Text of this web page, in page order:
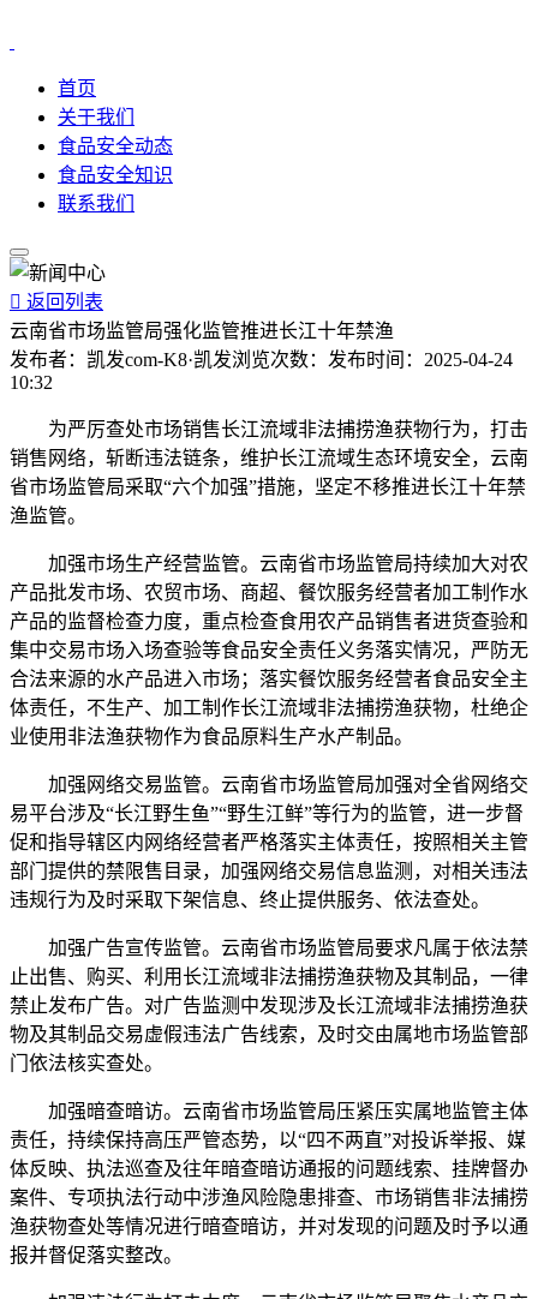
首页
关于我们
食品安全动态
食品安全知识
联系我们
 返回列表
云南省市场监管局强化监管推进长江十年禁渔
发布者： 凯发com-K8·凯发浏览次数： 发布时间： 2025-04-24
10:32
为严厉查处市场销售长江流域非法捕捞渔获物行为，打击
销售网络，斩断违法链条，维护长江流域生态环境安全，云南
省市场监管局采取“六个加强”措施，坚定不移推进长江十年禁
渔监管。
加强市场生产经营监管。云南省市场监管局持续加大对农
产品批发市场、农贸市场、商超、餐饮服务经营者加工制作水
产品的监督检查力度，重点检查食用农产品销售者进货查验和
集中交易市场入场查验等食品安全责任义务落实情况，严防无
合法来源的水产品进入市场；落实餐饮服务经营者食品安全主
体责任，不生产、加工制作长江流域非法捕捞渔获物，杜绝企
业使用非法渔获物作为食品原料生产水产制品。
加强网络交易监管。云南省市场监管局加强对全省网络交
易平台涉及“长江野生鱼”“野生江鲜”等行为的监管，进一步督
促和指导辖区内网络经营者严格落实主体责任，按照相关主管
部门提供的禁限售目录，加强网络交易信息监测，对相关违法
违规行为及时采取下架信息、终止提供服务、依法查处。
加强广告宣传监管。云南省市场监管局要求凡属于依法禁
止出售、购买、利用长江流域非法捕捞渔获物及其制品，一律
禁止发布广告。对广告监测中发现涉及长江流域非法捕捞渔获
物及其制品交易虚假违法广告线索，及时交由属地市场监管部
门依法核实查处。
加强暗查暗访。云南省市场监管局压紧压实属地监管主体
责任，持续保持高压严管态势，以“四不两直”对投诉举报、媒
体反映、执法巡查及往年暗查暗访通报的问题线索、挂牌督办
案件、专项执法行动中涉渔风险隐患排查、市场销售非法捕捞
渔获物查处等情况进行暗查暗访，并对发现的问题及时予以通
报并督促落实整改。